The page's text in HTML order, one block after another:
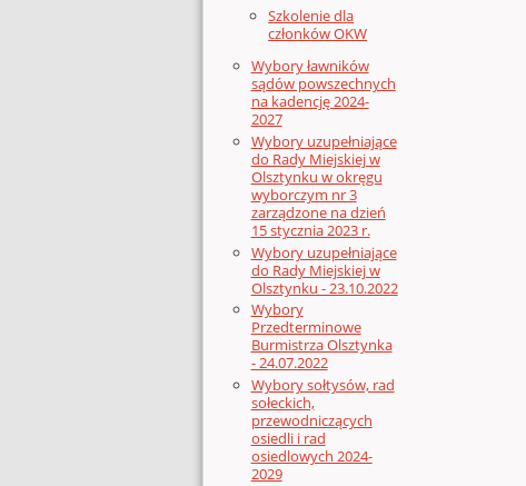
Szkolenie dla
członków OKW
Wybory ławników
sądów powszechnych
na kadencję 2024-
2027
Wybory uzupełniające
do Rady Miejskiej w
Olsztynku w okręgu
wyborczym nr 3
zarządzone na dzień
15 stycznia 2023 r.
Wybory uzupełniające
do Rady Miejskiej w
Olsztynku - 23.10.2022
Wybory
Przedterminowe
Burmistrza Olsztynka
- 24.07.2022
Wybory sołtysów, rad
sołeckich,
przewodniczących
osiedli i rad
osiedlowych 2024-
2029